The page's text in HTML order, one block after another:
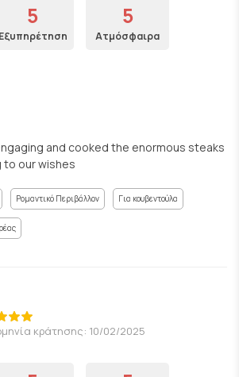
5
Εξυπηρέτηση
5
Ατμόσφαιρα
and cooked the enormous steaks
our wishes
Ρομαντικό Περιβάλλον Για κουβεντούλα
κράτησης: 10/02/2025